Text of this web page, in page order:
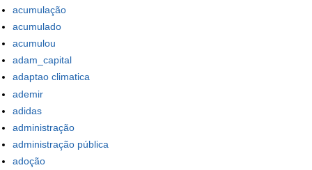
acumulação
acumulado
acumulou
adam_capital
adaptao climatica
ademir
adidas
administração
administração pública
adoção